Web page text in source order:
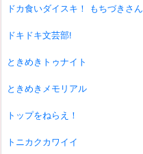
ドカ食いダイスキ！ もちづきさん
ドキドキ文芸部!
ときめきトゥナイト
ときめきメモリアル
トップをねらえ！
トニカクカワイイ